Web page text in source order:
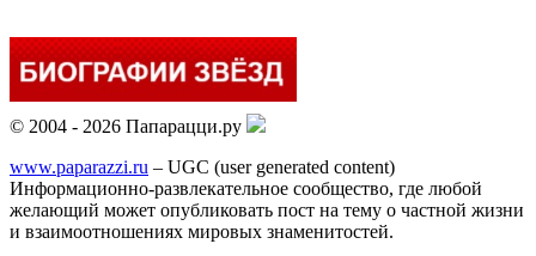
© 2004 - 2026 Папарацци.ру
www.paparazzi.ru – UGC (user generated content)
Информационно-развлекательное сообщество, где любой
желающий может опубликовать пост на тему о частной жизни
и взаимоотношениях мировых знаменитостей.